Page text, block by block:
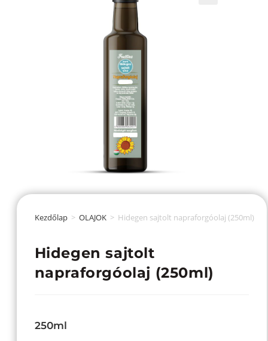
Kezdőlap > OLAJOK > Hidegen sajtolt napraforgóolaj (250ml)
Hidegen sajtolt
napraforgóolaj (250ml)
250ml